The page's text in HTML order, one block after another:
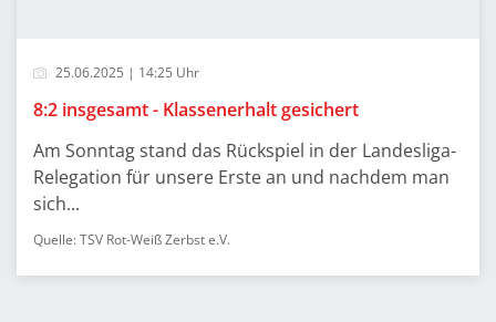
25.06.2025 | 14:25 Uhr
8:2 insgesamt - Klassenerhalt gesichert
Am Sonntag stand das Rückspiel in der Landesliga-
Relegation für unsere Erste an und nachdem man
sich...
Quelle: TSV Rot-Weiß Zerbst e.V.